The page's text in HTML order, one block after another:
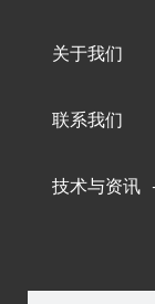
关于我们
联系我们
技术与资讯